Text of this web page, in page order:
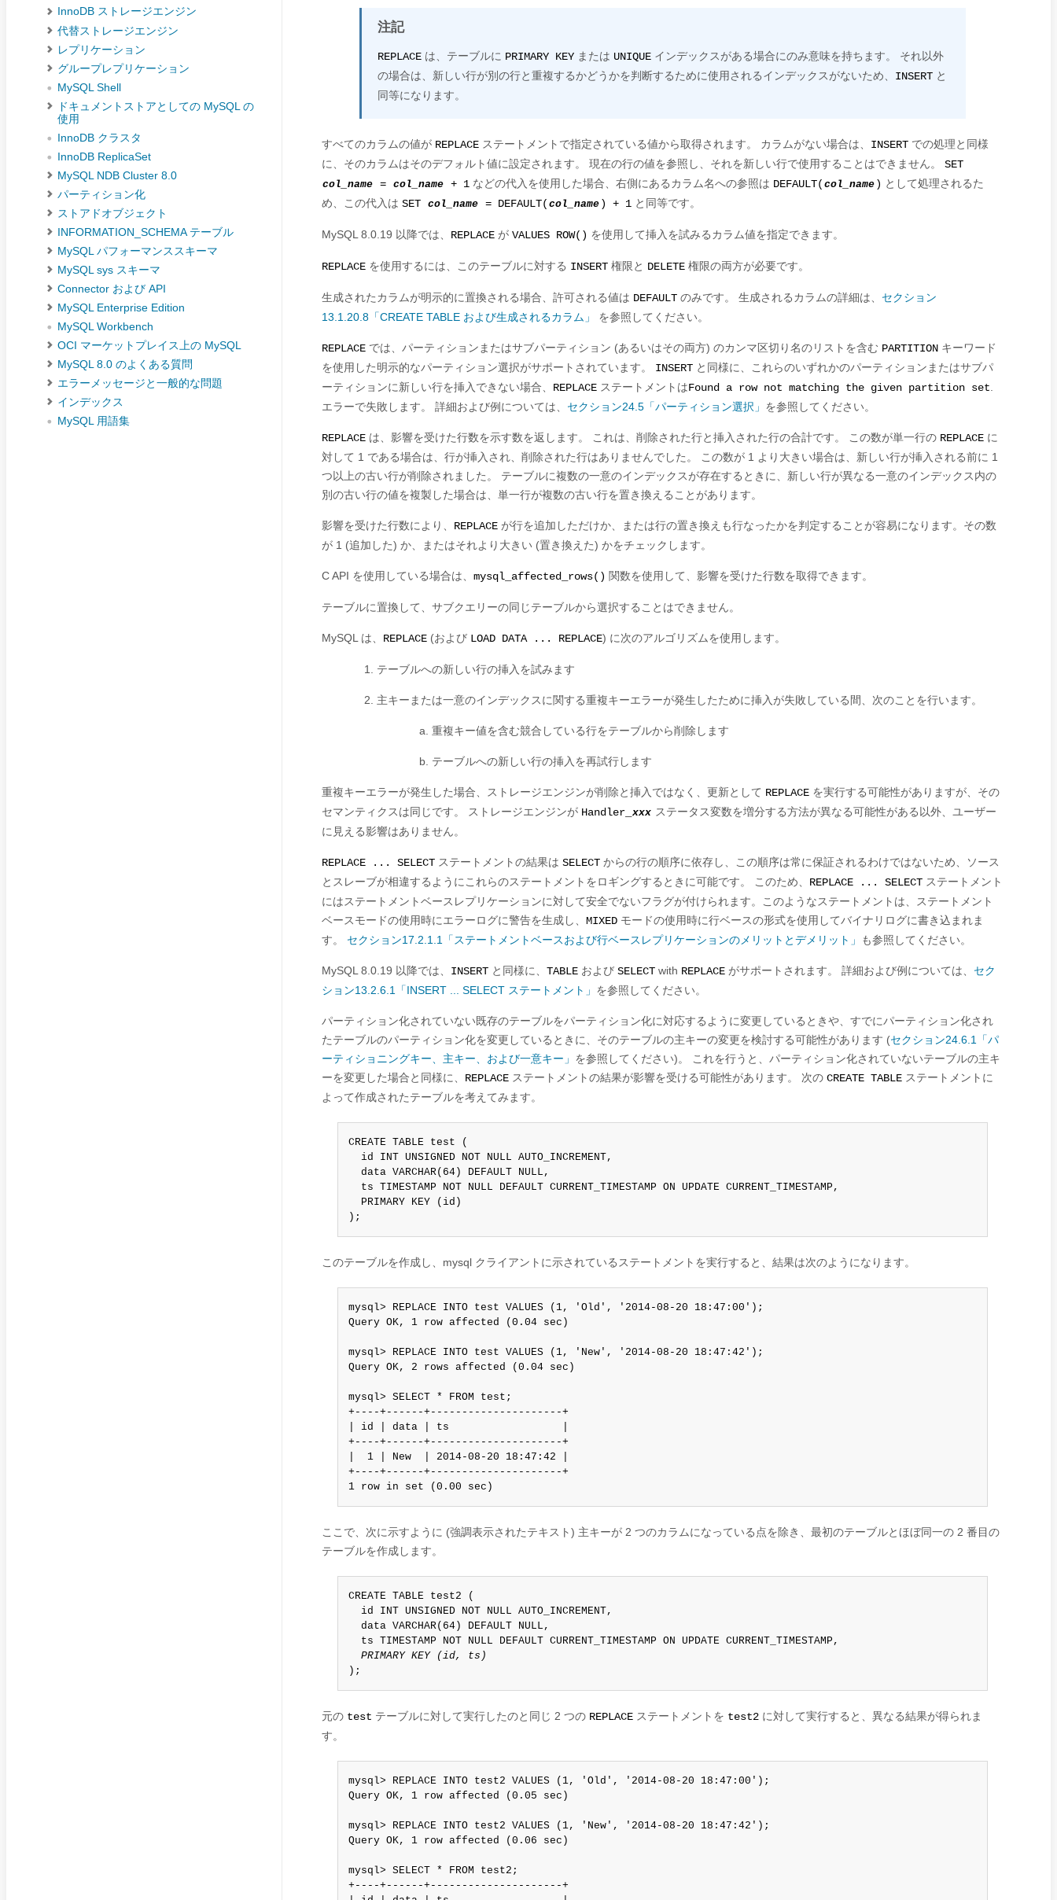
InnoDB ストレージエンジン
代替ストレージエンジン
レプリケーション
グループレプリケーション
MySQL Shell
ドキュメントストアとしての MySQL の
使用
InnoDB クラスタ
InnoDB ReplicaSet
MySQL NDB Cluster 8.0
パーティション化
ストアドオブジェクト
INFORMATION_SCHEMA テーブル
MySQL パフォーマンススキーマ
MySQL sys スキーマ
Connector および API
MySQL Enterprise Edition
MySQL Workbench
OCI マーケットプレイス上の MySQL
MySQL 8.0 のよくある質問
エラーメッセージと一般的な問題
インデックス
MySQL 用語集
注記
REPLACE は、テーブルに PRIMARY KEY または UNIQUE インデックスがある場合にのみ意味を持ちます。 それ以外
の場合は、新しい行が別の行と重複するかどうかを判断するために使用されるインデックスがないため、 INSERT と
同等になります。
すべてのカラムの値が REPLACE ステートメントで指定されている値から取得されます。 カラムがない場合は、 INSERT での処理と同様
に、そのカラムはそのデフォルト値に設定されます。 現在の行の値を参照し、それを新しい行で使用することはできません。 SET
col_name = col_name + 1 などの代入を使用した場合、右側にあるカラム名への参照は DEFAULT( col_name ) として処理されるた
め、この代入は SET col_name = DEFAULT( col_name ) + 1 と同等です。
MySQL 8.0.19 以降では、 REPLACE が VALUES ROW() を使用して挿入を試みるカラム値を指定できます。
REPLACE を使用するには、このテーブルに対する INSERT 権限と DELETE 権限の両方が必要です。
生成されたカラムが明示的に置換される場合、許可される値は DEFAULT のみです。 生成されるカラムの詳細は、 セクション
13.1.20.8「CREATE TABLE および生成されるカラム」
を参照してください。
REPLACE では、パーティションまたはサブパーティション (あるいはその両方) のカンマ区切り名のリストを含む PARTITION キーワード
を使用した明示的なパーティション選択がサポートされています。 INSERT と同様に、これらのいずれかのパーティションまたはサブパ
ーティションに新しい行を挿入できない場合、 REPLACE ステートメントはFound a row not matching the given partition set
エラーで失敗します。 詳細および例については、 セクション24.5「パーティション選択」 を参照してください。
REPLACE は、影響を受けた行数を示す数を返します。 これは、削除された行と挿入された行の合計です。 この数が単一行の REPLACE に
対して 1 である場合は、行が挿入され、削除された行はありませんでした。 この数が 1 より大きい場合は、新しい行が挿入される前に 1
つ以上の古い行が削除されました。 テーブルに複数の一意のインデックスが存在するときに、新しい行が異なる一意のインデックス内の
別の古い行の値を複製した場合は、単一行が複数の古い行を置き換えることがあります。
影響を受けた行数により、 REPLACE が行を追加しただけか、または行の置き換えも行なったかを判定することが容易になります。その数
が 1 (追加した) か、またはそれより大きい (置き換えた) かをチェックします。
C API を使用している場合は、 mysql_affected_rows() 関数を使用して、影響を受けた行数を取得できます。
テーブルに置換して、サブクエリーの同じテーブルから選択することはできません。
MySQL は、 REPLACE (および LOAD DATA ... REPLACE) に次のアルゴリズムを使用します。
テーブルへの新しい行の挿入を試みます
主キーまたは一意のインデックスに関する重複キーエラーが発生したために挿入が失敗している間、次のことを行います。
重複キー値を含む競合している行をテーブルから削除します
テーブルへの新しい行の挿入を再試行します
重複キーエラーが発生した場合、ストレージエンジンが削除と挿入ではなく、更新として REPLACE を実行する可能性がありますが、その
セマンティクスは同じです。 ストレージエンジンが Handler_ xxx ステータス変数を増分する方法が異なる可能性がある以外、ユーザー
に見える影響はありません。
REPLACE ... SELECT ステートメントの結果は SELECT からの行の順序に依存し、この順序は常に保証されるわけではないため、ソース
とスレーブが相違するようにこれらのステートメントをロギングするときに可能です。 このため、 REPLACE ... SELECT ステートメント
にはステートメントベースレプリケーションに対して安全でないフラグが付けられます。このようなステートメントは、ステートメント
ベースモードの使用時にエラーログに警告を生成し、 MIXED モードの使用時に行ベースの形式を使用してバイナリログに書き込まれま
す。 セクション17.2.1.1「ステートメントベースおよび行ベースレプリケーションのメリットとデメリット」 も参照してください。
MySQL 8.0.19 以降では、 INSERT と同様に、 TABLE および SELECT with REPLACE がサポートされます。 詳細および例については、 セク
ション13.2.6.1「INSERT ... SELECT ステートメント」 を参照してください。
パーティション化されていない既存のテーブルをパーティション化に対応するように変更しているときや、すでにパーティション化され
たテーブルのパーティション化を変更しているときに、そのテーブルの主キーの変更を検討する可能性があります (セクション24.6.1「パ
ーティショニングキー、主キー、および一意キー」 を参照してください)。 これを行うと、パーティション化されていないテーブルの主キ
ーを変更した場合と同様に、 REPLACE ステートメントの結果が影響を受ける可能性があります。 次の CREATE TABLE ステートメントに
よって作成されたテーブルを考えてみます。
CREATE TABLE test (
  id INT UNSIGNED NOT NULL AUTO_INCREMENT,
  data VARCHAR(64) DEFAULT NULL,
  ts TIMESTAMP NOT NULL DEFAULT CURRENT_TIMESTAMP ON UPDATE CURRENT_TIMESTAMP,
  PRIMARY KEY (id)
);
このテーブルを作成し、mysql クライアントに示されているステートメントを実行すると、結果は次のようになります。
mysql> REPLACE INTO test VALUES (1, 'Old', '2014-08-20 18:47:00');
Query OK, 1 row affected (0.04 sec)
mysql> REPLACE INTO test VALUES (1, 'New', '2014-08-20 18:47:42');
Query OK, 2 rows affected (0.04 sec)
mysql> SELECT * FROM test;
+----+------+---------------------+
| id | data | ts                  |
+----+------+---------------------+
|  1 | New  | 2014-08-20 18:47:42 |
+----+------+---------------------+
1 row in set (0.00 sec)
ここで、次に示すように (強調表示されたテキスト) 主キーが 2 つのカラムになっている点を除き、最初のテーブルとほぼ同一の 2 番目の
テーブルを作成します。
CREATE TABLE test2 (
  id INT UNSIGNED NOT NULL AUTO_INCREMENT,
  data VARCHAR(64) DEFAULT NULL,
  ts TIMESTAMP NOT NULL DEFAULT CURRENT_TIMESTAMP ON UPDATE CURRENT_TIMESTAMP,
PRIMARY KEY (id, ts)
);
元の test テーブルに対して実行したのと同じ 2 つの REPLACE ステートメントを test2 に対して実行すると、異なる結果が得られま
す。
mysql> REPLACE INTO test2 VALUES (1, 'Old', '2014-08-20 18:47:00');
Query OK, 1 row affected (0.05 sec)
mysql> REPLACE INTO test2 VALUES (1, 'New', '2014-08-20 18:47:42');
Query OK, 1 row affected (0.06 sec)
mysql> SELECT * FROM test2;
+----+------+---------------------+